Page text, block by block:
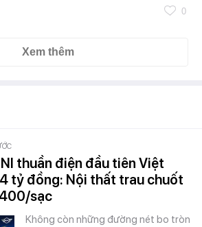
0
Xem thêm
thuần điện đầu tiên Việt
tỷ đồng: Nội thất trau chuốt
sạc
Không còn những đường nét bo tròn